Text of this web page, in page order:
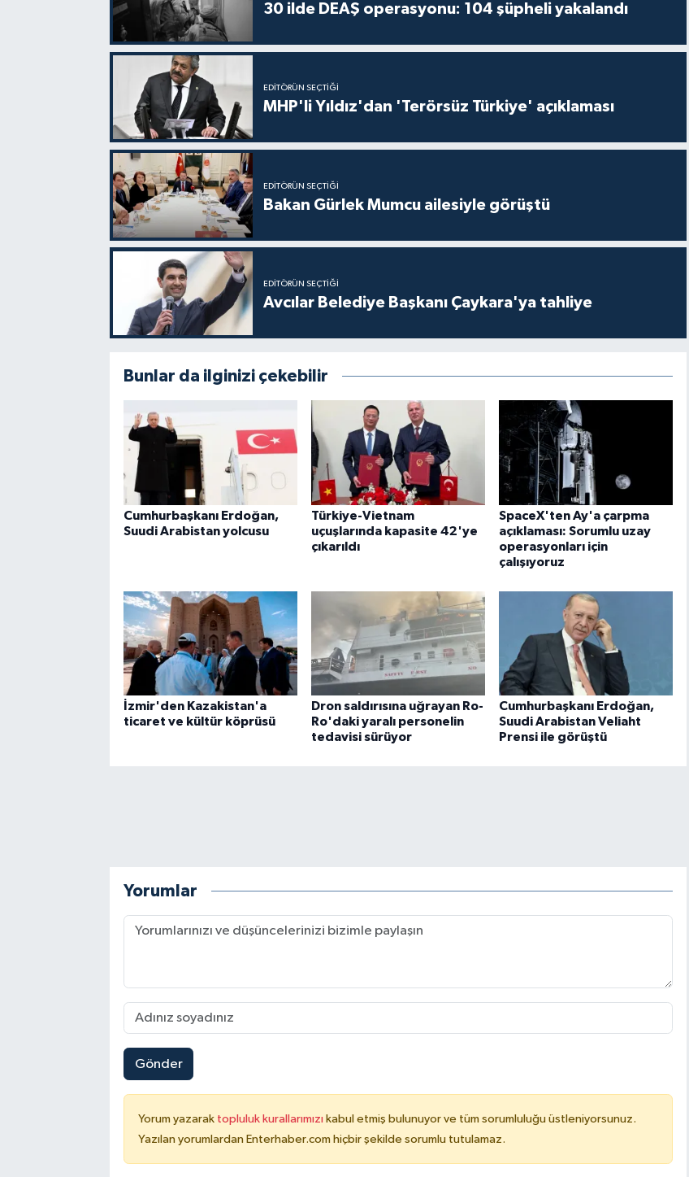
30 ilde DEAŞ operasyonu: 104 şüpheli yakalandı
EDITÖRÜN SEÇTIĞI
MHP'li Yıldız'dan 'Terörsüz Türkiye' açıklaması
EDITÖRÜN SEÇTIĞI
Bakan Gürlek Mumcu ailesiyle görüştü
EDITÖRÜN SEÇTIĞI
Avcılar Belediye Başkanı Çaykara'ya tahliye
Bunlar da ilginizi çekebilir
Cumhurbaşkanı Erdoğan,
Suudi Arabistan yolcusu
Türkiye-Vietnam
uçuşlarında kapasite 42'ye
çıkarıldı
SpaceX'ten Ay'a çarpma
açıklaması: Sorumlu uzay
operasyonları için
çalışıyoruz
İzmir'den Kazakistan'a
ticaret ve kültür köprüsü
Dron saldırısına uğrayan Ro-
Ro'daki yaralı personelin
tedavisi sürüyor
Cumhurbaşkanı Erdoğan,
Suudi Arabistan Veliaht
Prensi ile görüştü
Yorumlar
Gönder
Yorum yazarak topluluk kurallarımızı kabul etmiş bulunuyor ve tüm sorumluluğu üstleniyorsunuz.
Yazılan yorumlardan Enterhaber.com hiçbir şekilde sorumlu tutulamaz.